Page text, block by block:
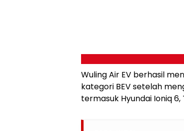
Wuling Air EV berhasil
kategori BEV setelah
termasuk Hyundai Ioniq 6,